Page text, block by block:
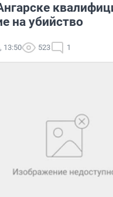
на убийство
13:50 523 1